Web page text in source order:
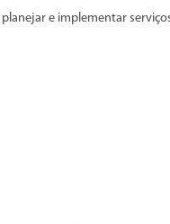
e implementar